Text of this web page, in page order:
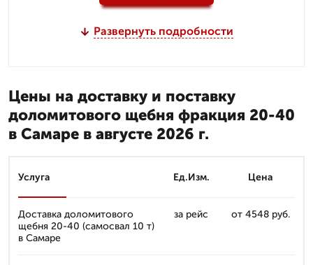
Развернуть подробности
Цены на доставку и поставку
доломитового щебня фракция 20-40
в Самаре в августе 2026 г.
Услуга Ед.Изм. Цена
Доставка доломитового
щебня 20-40 (самосвал 10 т)
в Самаре
за рейс от 4548 руб.